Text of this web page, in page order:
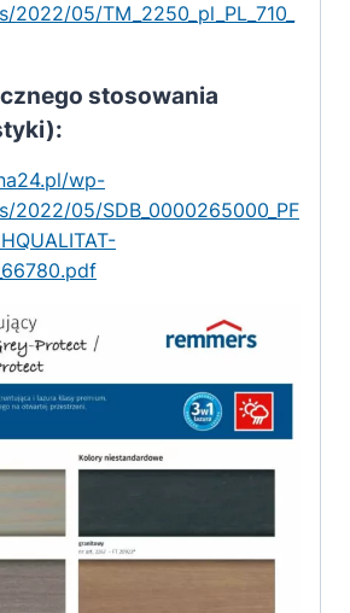
05/TM_2250_pl_PL_710_
stosowania
wp-
2022/05/SDB_0000265000_PF